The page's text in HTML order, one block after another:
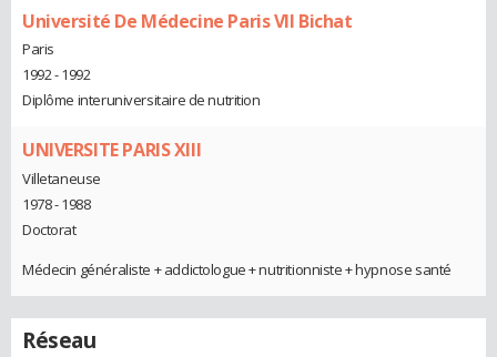
Université De Médecine Paris VII Bichat
Paris
1992 - 1992
Diplôme interuniversitaire de nutrition
UNIVERSITE PARIS XIII
Villetaneuse
1978 - 1988
Doctorat
Médecin généraliste + addictologue + nutritionniste + hypnose santé
Réseau